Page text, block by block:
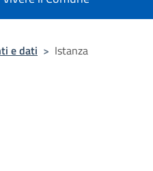
e dati > Istanza